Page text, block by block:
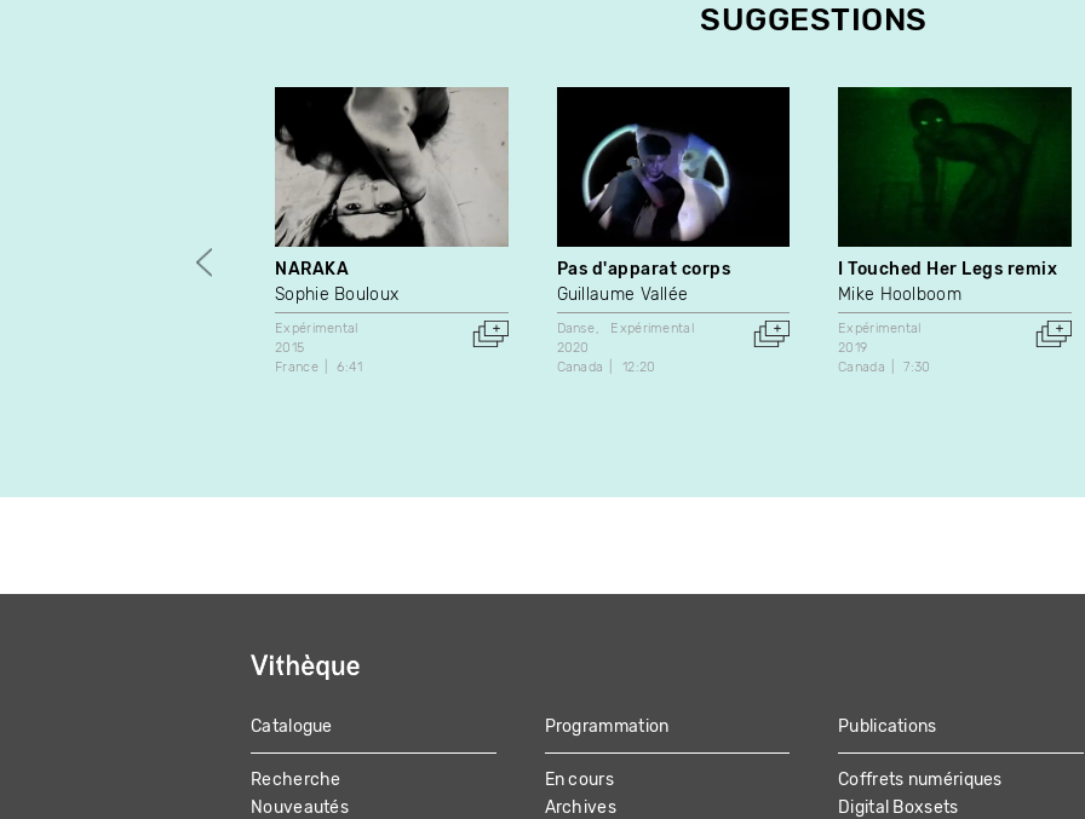
SUGGESTIONS
NARAKA
Sophie Bouloux
Expérimental
2015
France
6:41
Pas d'apparat corps
Guillaume Vallée
Danse
Expérimental
2020
Canada
12:20
I Touched Her Legs remix
Mike Hoolboom
Expérimental
2019
Canada
7:30
MAIN
NAVIGATION
Catalogue
Recherche
Nouveautés
Programmation
En cours
Archives
Publications
Coffrets numériques
Digital Boxsets